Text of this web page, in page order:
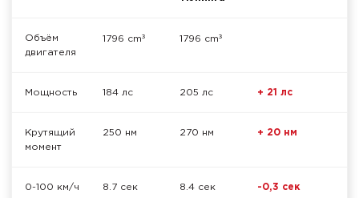
Объём
двигателя
1796 cm³ 1796 cm³
Мощность 184 лс 205 лс + 21 лс
Крутящий
момент
250 нм 270 нм + 20 нм
0-100 км/ч 8.7 сек 8.4 сек -0,3 сек